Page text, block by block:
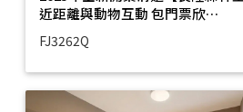
近距離與動物互動 包門票欣…
FJ3262Q